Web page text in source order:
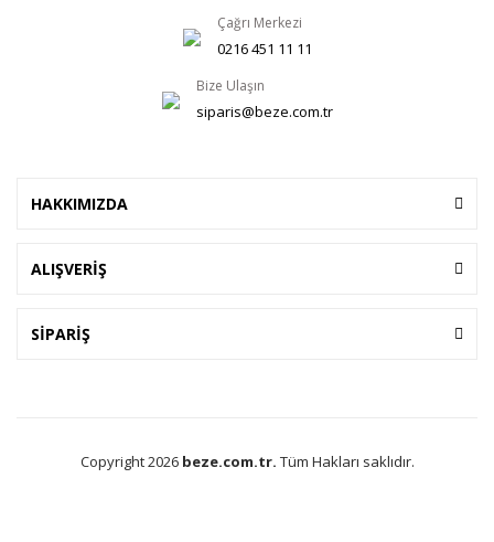
Çağrı Merkezi
0216 451 11 11
Bize Ulaşın
siparis@beze.com.tr
HAKKIMIZDA
ALIŞVERİŞ
SİPARİŞ
Copyright 2026 beze.com.tr. Tüm Hakları saklıdır.